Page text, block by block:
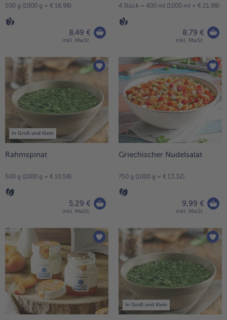
500 g (1000 g = € 16,98)
8,49 €
inkl. MwSt.
4 Stück = 400 ml (1000 ml = € 21,98)
8,79 €
inkl. MwSt.
In Groß und Klein
Rahmspinat
500 g (1000 g = € 10,58)
5,29 €
inkl. MwSt.
Griechischer Nudelsalat
750 g (1000 g = € 13,32)
9,99 €
inkl. MwSt.
In Groß und Klein